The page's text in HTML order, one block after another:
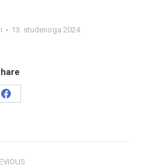
13. studenoga 2024.
Share